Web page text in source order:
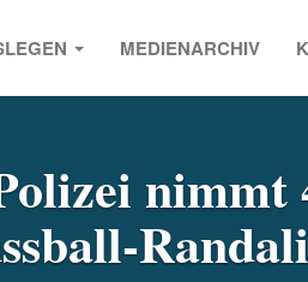
MEDIENARCHIV
nimmt